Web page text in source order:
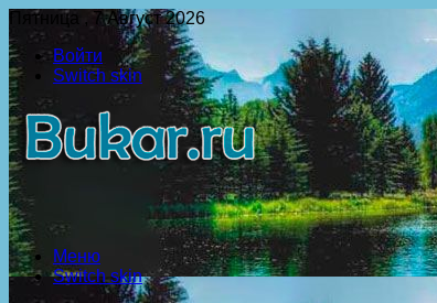
Пятница , 7 Август 2026
Войти
Switch skin
Меню
Switch skin